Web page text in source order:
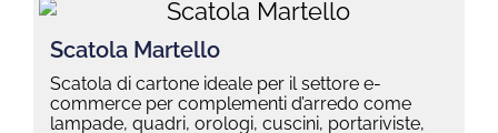
Scatola Martello
Scatola di cartone ideale per il settore e-
commerce per complementi d’arredo come
lampade, quadri, orologi, cuscini, portariviste,